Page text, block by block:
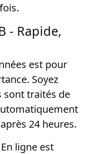
- Rapide,
est pour
Soyez
sont traités de
24 heures.
ligne est